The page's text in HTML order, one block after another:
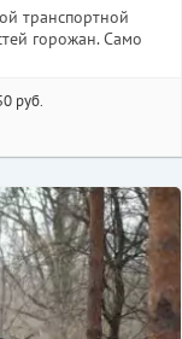
транспортной
горожан. Само
руб.